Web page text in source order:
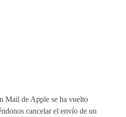
Mail de Apple se ha vuelto
cancelar el envío de un